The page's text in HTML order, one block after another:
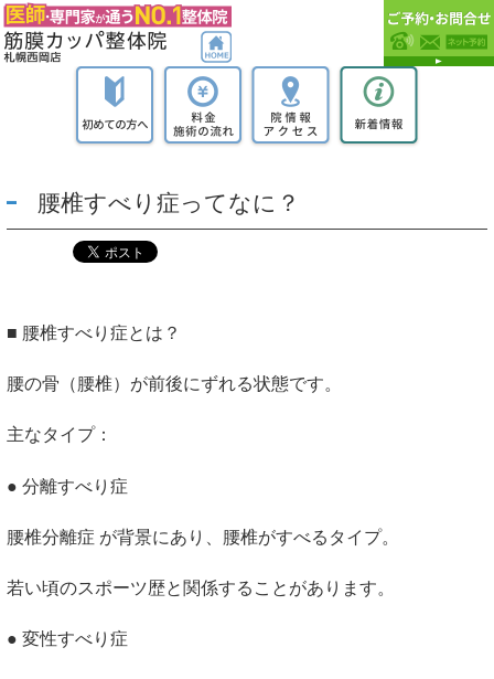
腰椎すべり症ってなに？
■ 腰椎すべり症とは？
腰の骨（腰椎）が前後にずれる状態です。
主なタイプ：
● 分離すべり症
腰椎分離症 が背景にあり、腰椎がすべるタイプ。
若い頃のスポーツ歴と関係することがあります。
● 変性すべり症